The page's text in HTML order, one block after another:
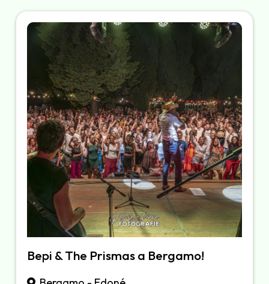
Bepi & The Prismas a Bergamo!